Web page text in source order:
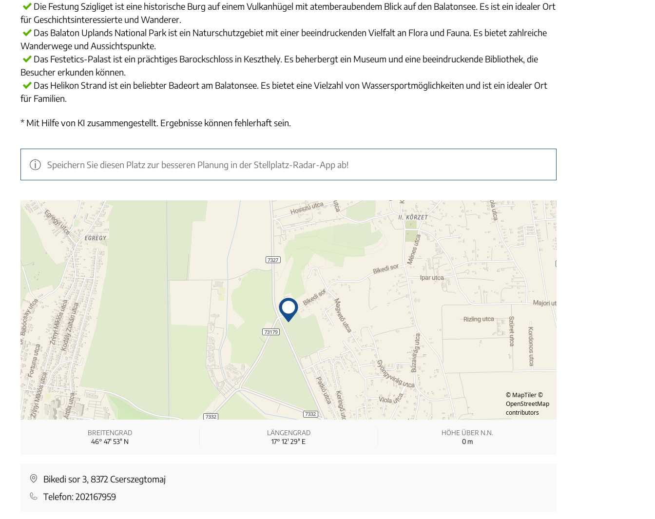
Die Festung Szigliget ist eine historische Burg auf einem Vulkanhügel mit atemberaubendem Blick auf den Balatonsee. Es ist ein idealer Ort
für Geschichtsinteressierte und Wanderer.
Das Balaton Uplands National Park ist ein Naturschutzgebiet mit einer beeindruckenden Vielfalt an Flora und Fauna. Es bietet zahlreiche
Wanderwege und Aussichtspunkte.
Das Festetics-Palast ist ein prächtiges Barockschloss in Keszthely. Es beherbergt ein Museum und eine beeindruckende Bibliothek, die
Besucher erkunden können.
Das Helikon Strand ist ein beliebter Badeort am Balatonsee. Es bietet eine Vielzahl von Wassersportmöglichkeiten und ist ein idealer Ort
für Familien.
* Mit Hilfe von KI zusammengestellt. Ergebnisse können fehlerhaft sein.
Speichern Sie diesen Platz zur besseren Planung in der Stellplatz-Radar-App ab!
© MapTiler ©
OpenStreetMap
contributors
BREITENGRAD
46° 47′ 53″ N
LÄNGENGRAD
17° 12′ 29″ E
HÖHE ÜBER N.N.
0 m
Bikedi sor 3, 8372 Cserszegtomaj
Telefon:202167959